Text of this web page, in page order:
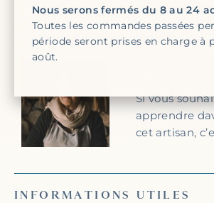
Nous serons fermés du 8 au 24
Toutes les commandes passées
période seront prises en charge à
août.
ARTISAN OU SAVOIR-
Si vous
apprendre
cet artisan,
INFORMATIONS UTILES